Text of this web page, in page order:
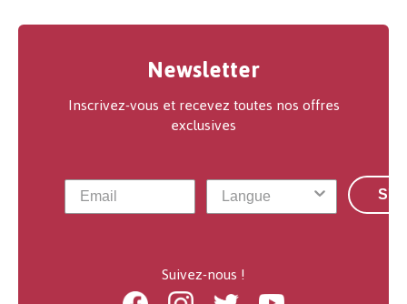
Newsletter
Inscrivez-vous et recevez toutes nos offres
exclusives
Suivez-nous !